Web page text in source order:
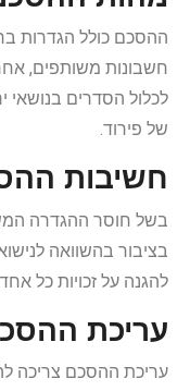
ההסכם כולל הגדרות
חשבונות משותפים,
לכלול הסדרים בנושאי
של פירוד.
חשיבות
בשל חוסר ההגדרה
בציבור בהשוואה
להגנה על זכויות כל
עריכת
עריכת ההסכם צריכה